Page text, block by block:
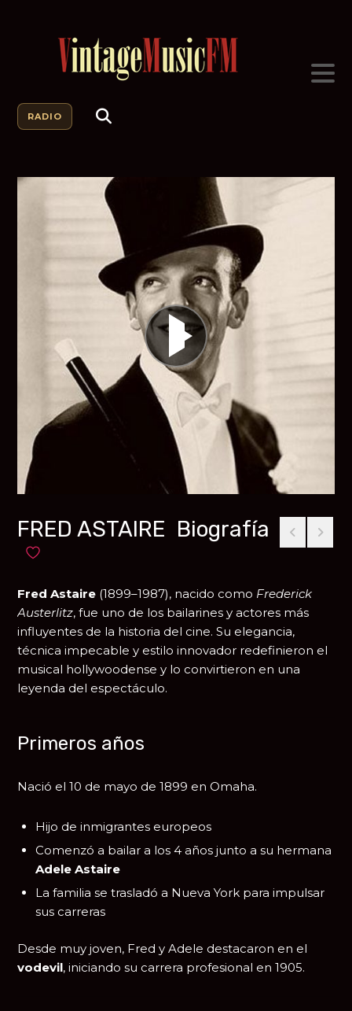
RADIO
FRED ASTAIRE Biografía
Añadir a favoritos
Fred Astaire (1899–1987), nacido como Frederick
Austerlitz, fue uno de los bailarines y actores más
influyentes de la historia del cine. Su elegancia,
técnica impecable y estilo innovador redefinieron el
musical hollywoodense y lo convirtieron en una
leyenda del espectáculo.
Primeros años
Nació el 10 de mayo de 1899 enOmaha.
Hijo de inmigrantes europeos
Comenzó a bailar a los 4 años junto a su hermana
Adele Astaire
La familia se trasladó a Nueva York para impulsar
sus carreras
Desde muy joven, Fred y Adele destacaron en el
vodevil, iniciando su carrera profesional en 1905.